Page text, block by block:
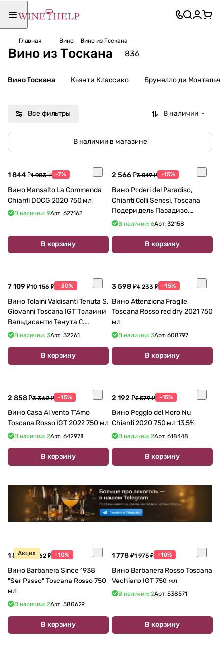
Главная Вино Вино из Тоскана
Вино из Тоскана 836
Вино Тоскана Кьянти Классико Брунелло ди
Все фильтры В наличии
В наличии в магазине
1 844 ₽1 983 ₽ -7%
Вино Mansalto La Commenda
Chianti DOCG 2020 750 мл
В наличии: 9Арт. 627163
В корзину
2 566 ₽3 019 ₽ -15%
Вино Poderi del Paradiso,
Chianti Colli Senesi, Toscana
Подери дель Парадизо,
Кьянти Колли Сенези 2021
В наличии: 6Арт. 32158
В корзину
7 109 ₽10 156 ₽ -30%
Вино Tolaini Valdisanti Tenuta S.
Giovanni Toscana IGT Толаини
Вальдисанти Тенута С.
Джованни 2019 750 мл
В наличии: 3Арт. 32261
В корзину
3 598 ₽4 233 ₽ -15%
Вино Attenziona Fragile
Toscana Rosso red dry 2021 750
мл
В наличии: 3Арт. 608797
В корзину
2 858 ₽3 362 ₽ -15%
Вино Casa Al Vento T'Amo
Toscana Rosso IGT 2022 750 мл
В наличии: 2Арт. 642978
В корзину
2 192 ₽2 579 ₽ -15%
Вино Poggio del Moro Nu
Chianti 2020 750 мл 13,5%
В наличии: 2Арт. 618448
В корзину
Акция
1 586 ₽1 762 ₽ -10%
Вино Barbanera Since 1938
"Ser Passo" Toscana Rosso 750
мл
В наличии: 2Арт. 580629
В корзину
1 778 ₽1 975 ₽ -10%
Вино Barbanera Rosso Toscana
Vechiano IGT 750 мл
В наличии: 2Арт. 538571
В корзину